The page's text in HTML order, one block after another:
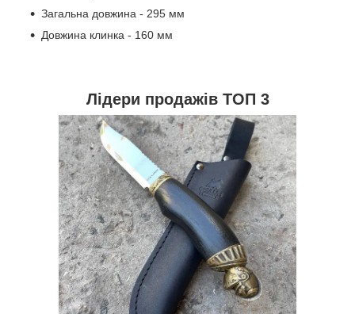
Загальна довжина - 295 мм
Довжина клинка - 160 мм
Лідери продажів ТОП 3